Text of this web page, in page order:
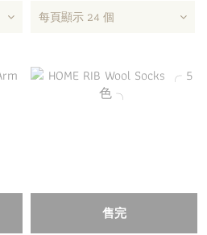
每頁顯示 24 個
售完